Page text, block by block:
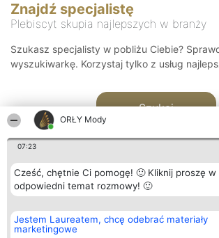
ORŁY Mody
07:23
Cześć, chętnie Ci pomogę! 🙂 Kliknij proszę w
odpowiedni temat rozmowy! 🙂
Jestem Laureatem, chcę odebrać materiały
marketingowe
Znajdź specjalistę
Plebiscyt skupia najlepszych w branży
Szukasz specjalisty w pobliżu Ciebie?
wyszukiwarkę. Korzystaj tylko z usług
Szukaj
Organizator plebiscytu
Bright Side Solutions sp. z o.
o. sp. k.
Plebiscyt
Laureaci